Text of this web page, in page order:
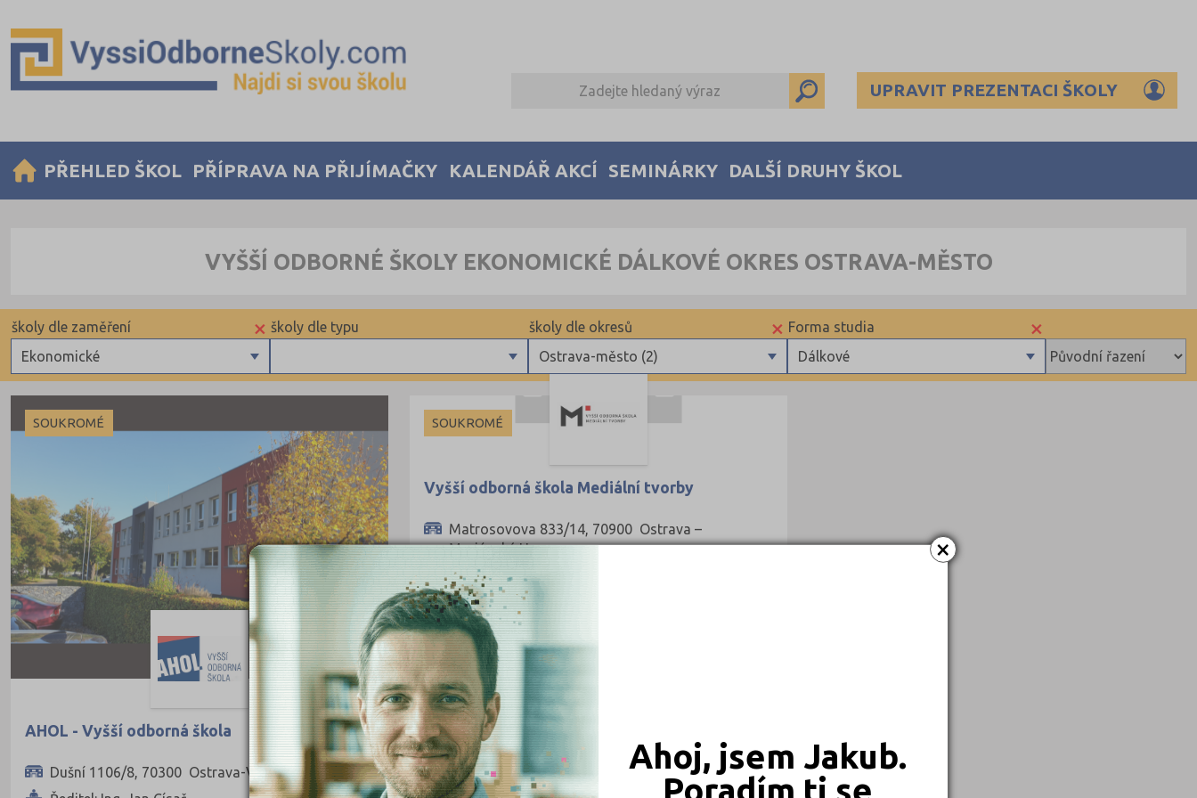
×
Ahoj, jsem Jakub.
Poradím ti se
UPRAVIT PREZENTACI ŠKOLY
PŘEHLED ŠKOL PŘÍPRAVA NA PŘIJÍMAČKY KALENDÁŘ AKCÍ SEMINÁRKY DALŠÍ DRUHY ŠKOL
VYŠŠÍ ODBORNÉ ŠKOLY EKONOMICKÉ DÁLKOVÉ OKRES OSTRAVA-MĚSTO
×
Dálkové
Forma studia
×
Ostrava-město (2)
školy dle okresů
Frýdek-Místek (1)
Most (1)
Strakonice (1)
školy dle typu
×
Ekonomické
školy dle zaměření
Ekonomické
Dopravní
Grafické
Hotelnictví a cestovní ruch
Humanitní
Obchod, podnikání, služby
Právní
Technické
SOUKROMÉ
AHOL - Vyšší odborná škola
Dušní 1106/8, 70300 Ostrava-Vítkovice
SOUKROMÉ
Vyšší odborná škola Mediální tvorby
Matrosovova 833/14, 70900 Ostrava –
Mariánské Hory
Ředitel: Ing. Radan Jünger